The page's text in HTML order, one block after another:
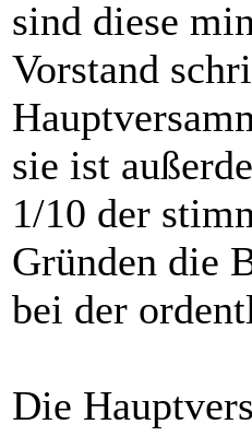
sind diese
Vorstand
sie ist
1/10 der
Gründen die
bei der
Die